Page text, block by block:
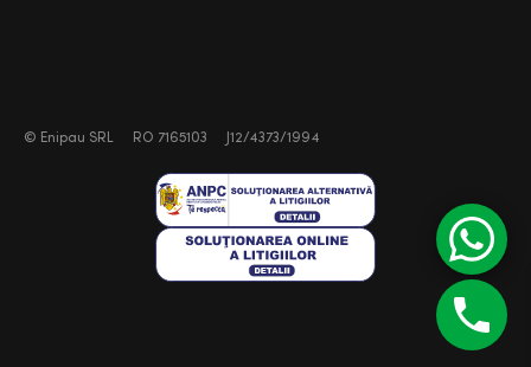
© Enipau SRL RO 7165103 J12/4373/1994